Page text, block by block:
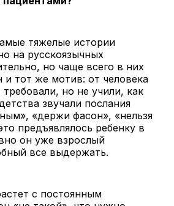
тяжелые истории
на русскоязычных
но чаще всего в них
и тот же мотив: от человека
но не учили, как
звучали послания
«держи фасон», «нельзя
предъявлялось ребенку в
он уже взрослый
все выдержать.
с постоянным